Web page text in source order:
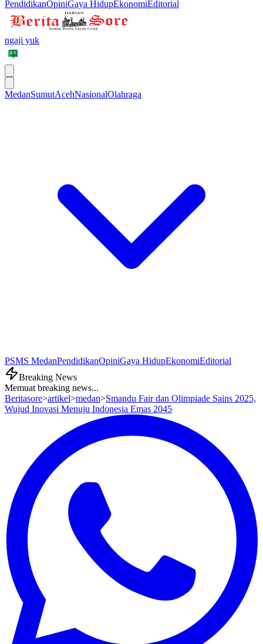
PendidikanOpiniGaya HidupEkonomiEditorial
ngaji yuk
MedanSumutAcehNasionalOlahraga
PSMS MedanPendidikanOpiniGaya HidupEkonomiEditorial
Breaking News
Memuat breaking news...
Beritasore>artikel>medan>Smandu Fair dan Olimpiade Sains 2025,
Wujud Inovasi Menuju Indonesia Emas 2045